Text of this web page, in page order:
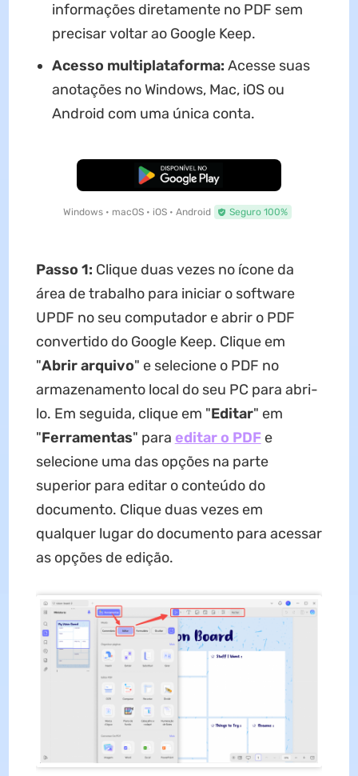
informações diretamente no PDF sem
precisar voltar ao Google Keep.
Acesso multiplataforma: Acesse suas
anotações no Windows, Mac, iOS ou
Android com uma única conta.
Baixar Grátis
Windows • macOS • iOS • Android Seguro 100%
Passo 1: Clique duas vezes no ícone da
área de trabalho para iniciar o software
UPDF no seu computador e abrir o PDF
convertido do Google Keep. Clique em
"Abrir arquivo" e selecione o PDF no
armazenamento local do seu PC para abri-
lo. Em seguida, clique em "Editar" em
"Ferramentas" para editar o PDFe
selecione uma das opções na parte
superior para editar o conteúdo do
documento. Clique duas vezes em
qualquer lugar do documento para acessar
as opções de edição.